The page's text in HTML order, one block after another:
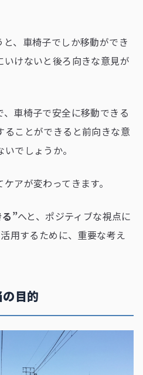
、車椅子でしか移動ができ
けないと後ろ向きな意見が
車椅子で安全に移動できる
ることができると前向きな意
でしょうか。
アが変わってきます。
る”へと、ポジティブな視点に
用するために、重要な考え
目的